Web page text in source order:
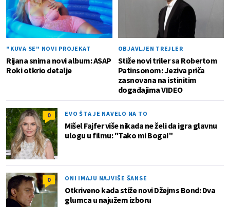
"KUVA SE" NOVI PROJEKAT
Rijana snima novi album: ASAP
Roki otkrio detalje
OBJAVLJEN TREJLER
Stiže novi triler sa Robertom
Patinsonom: Jeziva priča
zasnovana na istinitim
događajima VIDEO
0 EVO ŠTA JE NAVELO NA TO
Mišel Fajfer više nikada ne želi da igra glavnu
ulogu u filmu: "Tako mi Boga!"
0 ONI IMAJU NAJVIŠE ŠANSE
Otkriveno kada stiže novi Džejms Bond: Dva
glumca u najužem izboru